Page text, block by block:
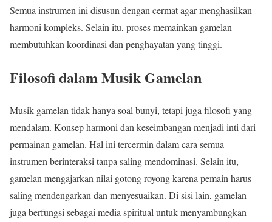
Semua instrumen ini disusun dengan cermat agar menghasilkan
harmoni kompleks. Selain itu, proses memainkan gamelan
membutuhkan koordinasi dan penghayatan yang tinggi.
Filosofi dalam Musik Gamelan
Musik gamelan tidak hanya soal bunyi, tetapi juga filosofi yang
mendalam. Konsep harmoni dan keseimbangan menjadi inti dari
permainan gamelan. Hal ini tercermin dalam cara semua
instrumen berinteraksi tanpa saling mendominasi. Selain itu,
gamelan mengajarkan nilai gotong royong karena pemain harus
saling mendengarkan dan menyesuaikan. Di sisi lain, gamelan
juga berfungsi sebagai media spiritual untuk menyambungkan